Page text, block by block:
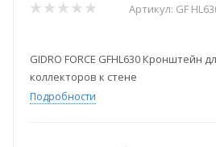
Артикул: GF
GIDRO FORCE GFHL630 Кронштейн
коллекторов к стене
Подробности